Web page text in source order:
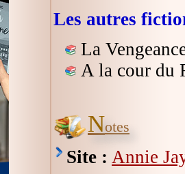
Les autres
La
A la cour du
Notes
Site : Annie